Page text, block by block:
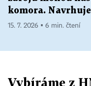
komora.
15. 7. 2026 ▪ 6 min. čtení
Vybíráme z